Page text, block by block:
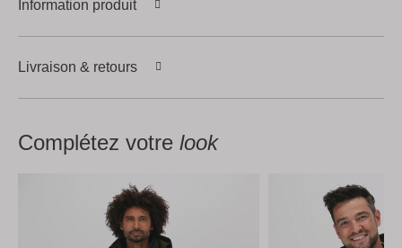
Information produit
Livraison & retours
Complétez votre look